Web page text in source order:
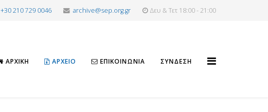
+30 210 729 0046 archive@sep.org.gr Δευ & Τετ 18:00 - 21:00
ΑΡΧΙΚΉ ΑΡΧΕΊΟ ΕΠΙΚΟΙΝΩΝΊΑ ΣΎΝΔΕΣΗ